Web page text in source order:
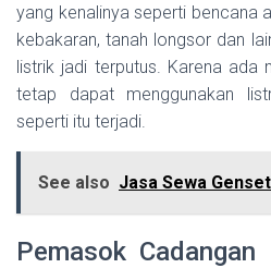
yang kenalinya seperti bencana
kebakaran, tanah longsor dan
listrik jadi terputus. Karena ada
tetap dapat menggunakan
seperti itu terjadi.
See also Jasa Sewa
Pemasok